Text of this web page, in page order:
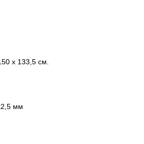
x 133,5 см.
мм